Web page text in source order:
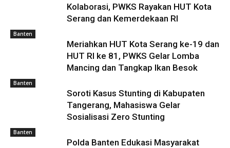
Kolaborasi, PWKS Rayakan HUT Kota
Serang dan Kemerdekaan RI
Banten
Meriahkan HUT Kota Serang ke-19 dan
HUT RI ke 81, PWKS Gelar Lomba
Mancing dan Tangkap Ikan Besok
Banten
Soroti Kasus Stunting di Kabupaten
Tangerang, Mahasiswa Gelar
Sosialisasi Zero Stunting
Banten
Polda Banten Edukasi Masyarakat